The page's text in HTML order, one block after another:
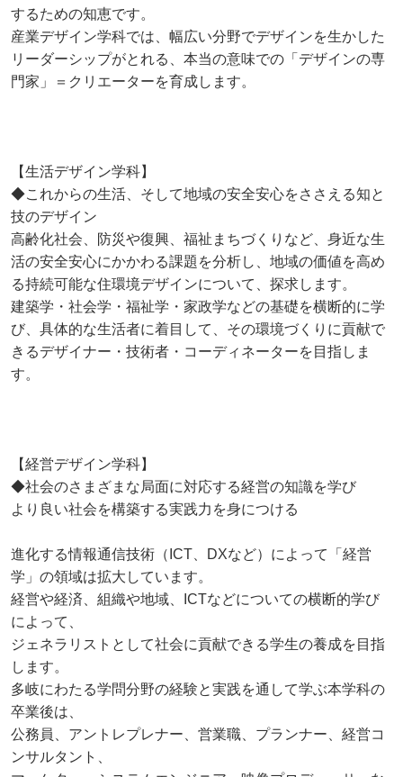
するための知恵です。
産業デザイン学科では、幅広い分野でデザインを生かした
リーダーシップがとれる、本当の意味での「デザインの専
門家」＝クリエーターを育成します。
【生活デザイン学科】
◆これからの生活、そして地域の安全安心をささえる知と
技のデザイン
高齢化社会、防災や復興、福祉まちづくりなど、身近な生
活の安全安心にかかわる課題を分析し、地域の価値を高め
る持続可能な住環境デザインについて、探求します。
建築学・社会学・福祉学・家政学などの基礎を横断的に学
び、具体的な生活者に着目して、その環境づくりに貢献で
きるデザイナー・技術者・コーディネーターを目指しま
す。
【経営デザイン学科】
◆社会のさまざまな局面に対応する経営の知識を学び
より良い社会を構築する実践力を身につける
進化する情報通信技術（ICT、DXなど）によって「経営
学」の領域は拡大しています。
経営や経済、組織や地域、ICTなどについての横断的学び
によって、
ジェネラリストとして社会に貢献できる学生の養成を目指
します。
多岐にわたる学問分野の経験と実践を通して学ぶ本学科の
卒業後は、
公務員、アントレプレナー、営業職、プランナー、経営コ
ンサルタント、